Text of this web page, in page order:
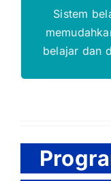
Sistem
belajar dan